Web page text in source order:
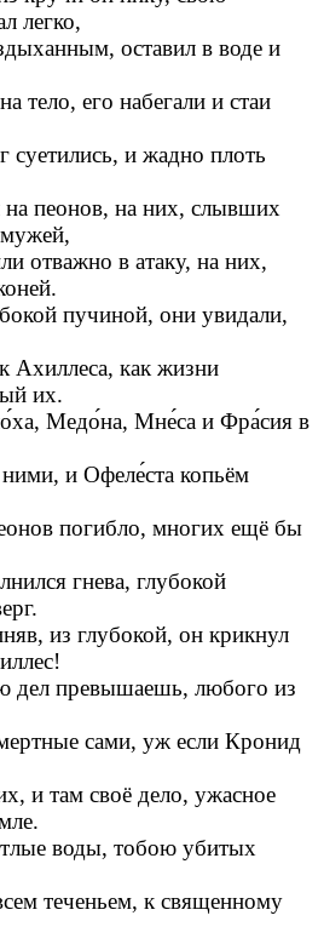
легко,
оставил в воде и
тело, его набегали и стаи
суетились, и жадно плоть
пеонов, на них, слывших
отважно в атаку, на них,
пучиной, они увидали,
Ахиллеса, как жизни
их.
Медо́на, Мне́са и Фра́сия в
и Офеле́ста копьём
погибло, многих ещё бы
гнева, глубокой
из глубокой, он крикнул
дел превышаешь, любого из
сами, уж если Кронид
и там своё дело, ужасное
воды, тобою убитых
теченьем, к священному